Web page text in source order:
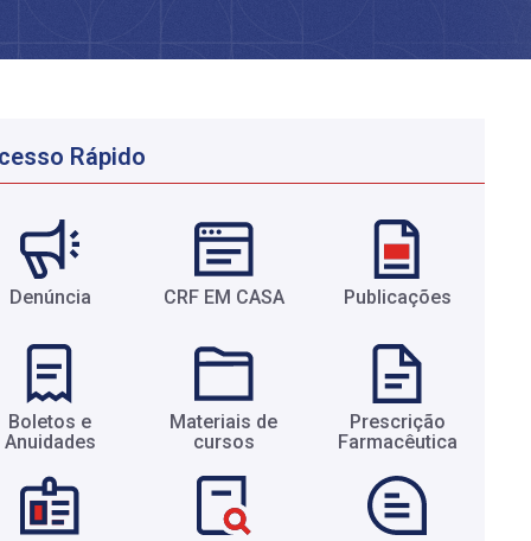
Rápido
Denúncia CRF EM CASA Publicações
Boletos e
Anuidades​
Materiais de
cursos​
Prescrição
Farmacêutica​